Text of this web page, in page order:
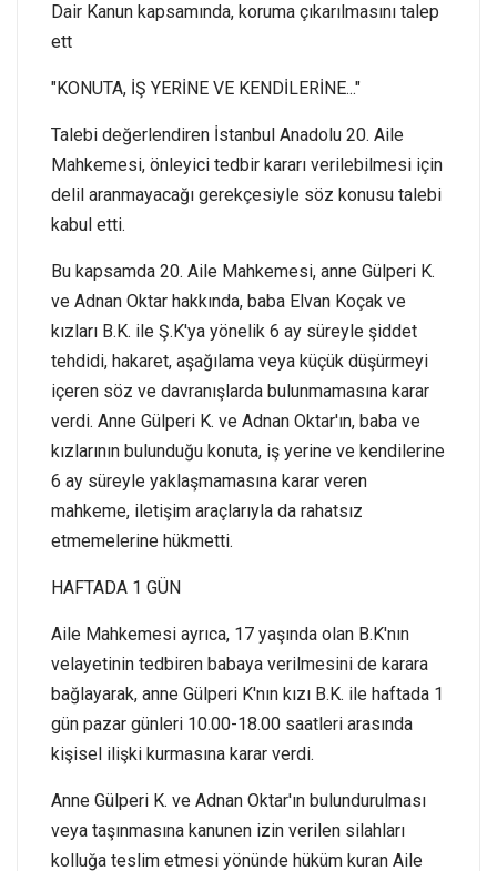
Dair Kanun kapsamında, koruma çıkarılmasını talep
ett
"KONUTA, İŞ YERİNE VE KENDİLERİNE..."
Talebi değerlendiren İstanbul Anadolu 20. Aile
Mahkemesi, önleyici tedbir kararı verilebilmesi için
delil aranmayacağı gerekçesiyle söz konusu talebi
kabul etti.
Bu kapsamda 20. Aile Mahkemesi, anne Gülperi K.
ve Adnan Oktar hakkında, baba Elvan Koçak ve
kızları B.K. ile Ş.K'ya yönelik 6 ay süreyle şiddet
tehdidi, hakaret, aşağılama veya küçük düşürmeyi
içeren söz ve davranışlarda bulunmamasına karar
verdi. Anne Gülperi K. ve Adnan Oktar'ın, baba ve
kızlarının bulunduğu konuta, iş yerine ve kendilerine
6 ay süreyle yaklaşmamasına karar veren
mahkeme, iletişim araçlarıyla da rahatsız
etmemelerine hükmetti.
HAFTADA 1 GÜN
Aile Mahkemesi ayrıca, 17 yaşında olan B.K'nın
velayetinin tedbiren babaya verilmesini de karara
bağlayarak, anne Gülperi K'nın kızı B.K. ile haftada 1
gün pazar günleri 10.00-18.00 saatleri arasında
kişisel ilişki kurmasına karar verdi.
Anne Gülperi K. ve Adnan Oktar'ın bulundurulması
veya taşınmasına kanunen izin verilen silahları
kolluğa teslim etmesi yönünde hüküm kuran Aile